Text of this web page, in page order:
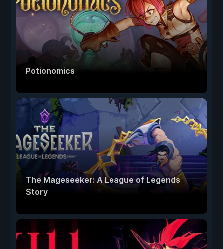
Potionomics
The Mageseeker: A League of Legends
Story